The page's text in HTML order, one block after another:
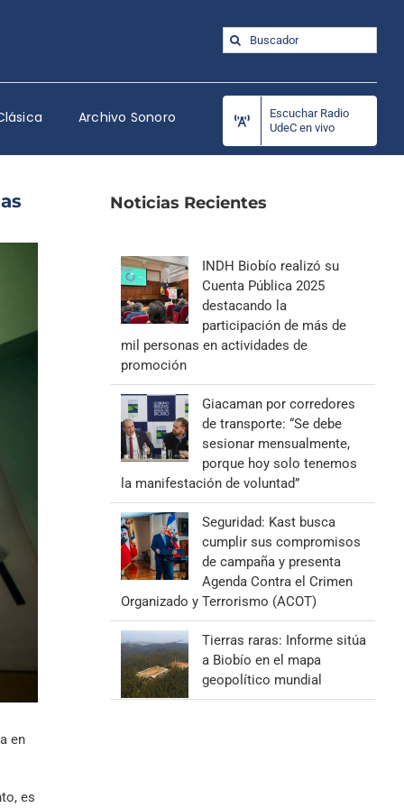
Buscar:
Archivo Sonoro
Escuchar Radio
UdeC en vivo
en
es
Noticias Recientes
INDH Biobío realizó su
Cuenta Pública 2025
destacando la
participación de más de
mil personas en actividades de
promoción
Giacaman por corredores
de transporte: “Se debe
sesionar mensualmente,
porque hoy solo tenemos
la manifestación de voluntad”
Seguridad: Kast busca
cumplir sus compromisos
de campaña y presenta
Agenda Contra el Crimen
Organizado y Terrorismo (ACOT)
Tierras raras: Informe sitúa
a Biobío en el mapa
geopolítico mundial